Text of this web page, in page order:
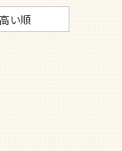
い順